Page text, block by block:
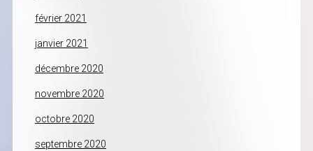
février 2021
janvier 2021
décembre 2020
novembre 2020
octobre 2020
septembre 2020